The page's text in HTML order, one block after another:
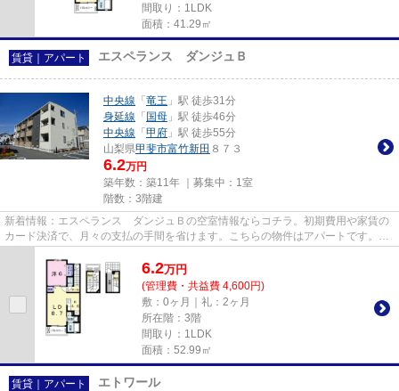
間取り：1LDK
面積：41.29㎡
賃貸｜アパート エスペランス ダンジュＢ
中央線 「 竜王 」駅 徒歩31分
身延線 「 国母 」駅 徒歩46分
中央線 「 甲府 」駅 徒歩55分
山梨県甲斐市富竹新田 ８７３
6.2万円
築年数：築11年 ｜募集中： 1室
階数：3階建
新着情報：エスペランス ダンジュＢの空室情報ならコチラ。初期費用や家賃の
カード決済で、月々の支払の手間を省けます。こちらの物件はアパートです。不
6.2万円
(管理費・共益費 4,600円)
敷：0ヶ月｜礼：2ヶ月
所在階：3階
間取り：1LDK
面積：52.99㎡
賃貸｜アパート エトワール